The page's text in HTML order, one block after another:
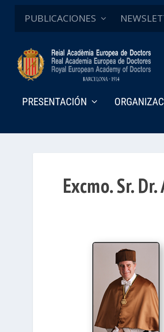
PUBLICACIONES
PRESENTACIÓN
Excmo. Sr.